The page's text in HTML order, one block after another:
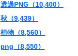
透過PNG（10,400）
秋（9,439）
植物（8,560）
png（8,550）